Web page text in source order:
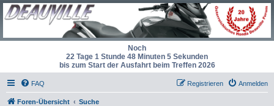
Noch
22 Tage 1 Stunde 48 Minuten 5 Sekunden
bis zum Start der Ausfahrt beim Treffen 2026
FAQ Anmelden
Registrieren
Foren-Übersicht Suche